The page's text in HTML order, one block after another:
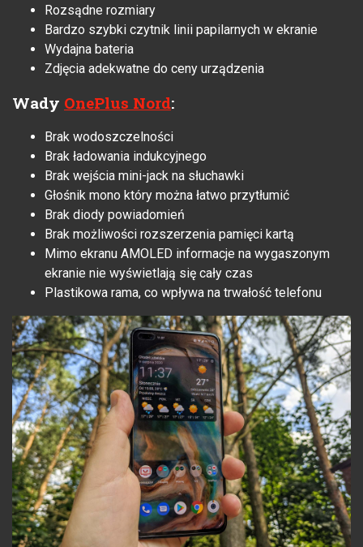
Rozsądne rozmiary
Bardzo szybki czytnik linii papilarnych w ekranie
Wydajna bateria
Zdjęcia adekwatne do ceny urządzenia
Wady OnePlus Nord:
Brak wodoszczelności
Brak ładowania indukcyjnego
Brak wejścia mini-jack na słuchawki
Głośnik mono który można łatwo przytłumić
Brak diody powiadomień
Brak możliwości rozszerzenia pamięci kartą
Mimo ekranu AMOLED informacje na wygaszonym
ekranie nie wyświetlają się cały czas
Plastikowa rama, co wpływa na trwałość telefonu